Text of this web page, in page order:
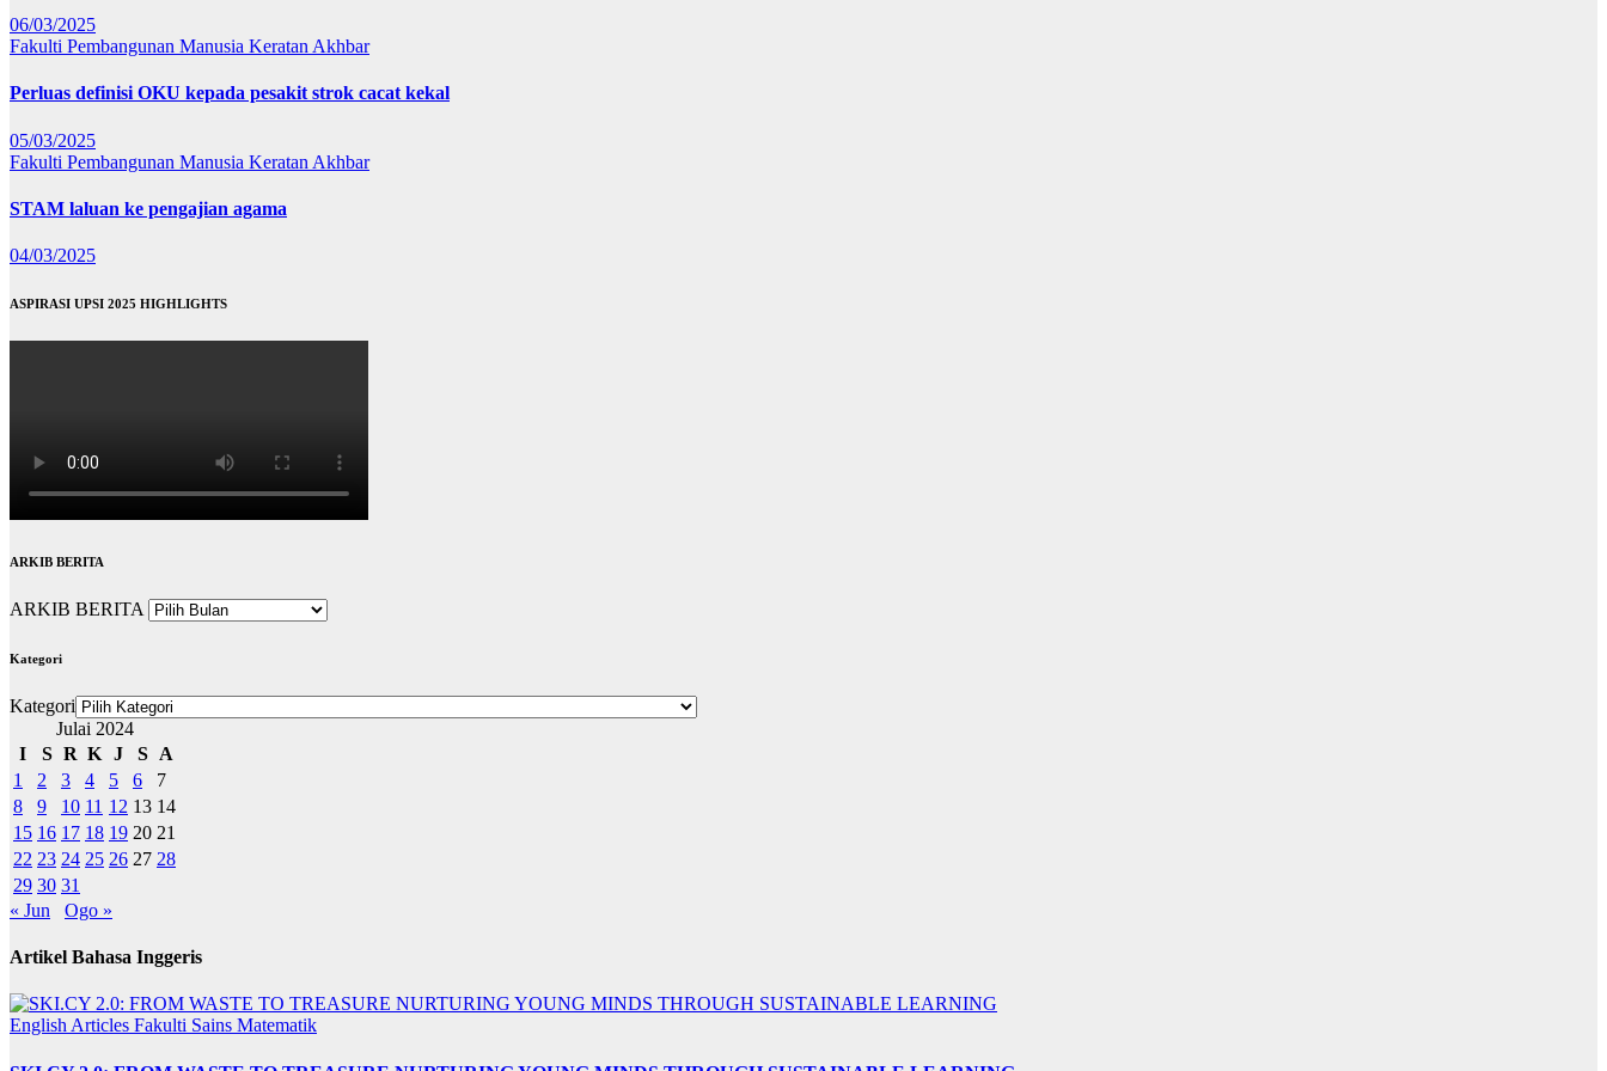
06/03/2025
Fakulti Pembangunan Manusia Keratan Akhbar
Perluas definisi OKU kepada pesakit strok cacat kekal
05/03/2025
Fakulti Pembangunan Manusia Keratan Akhbar
STAM laluan ke pengajian agama
04/03/2025
ASPIRASI UPSI 2025 HIGHLIGHTS
ARKIB BERITA
ARKIB BERITA
Kategori
Kategori
Julai 2024
I
S R K J S
A
1
2 3 4 5 6
7
8
9 10 11 12 13 14
15 16 17 18 19 20 21
22 23 24 25 26 27 28
29 30 31
« Jun
Ogo »
Artikel Bahasa Inggeris
English Articles Fakulti Sains Matematik